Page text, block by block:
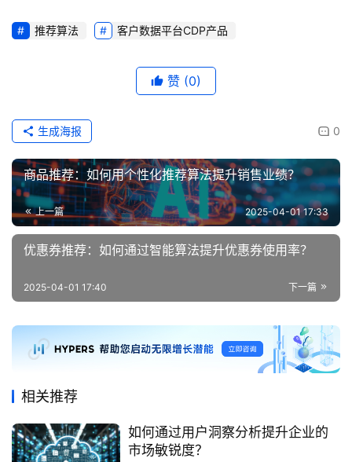
推荐算法 客户数据平台CDP产品
赞 (0)
0
生成海报
商品推荐：如何用个性化推荐算法提升销售业绩？
上一篇 2025-04-01 17:33
优惠券推荐：如何通过智能算法提升优惠券使用率？
下一篇
2025-04-01 17:40
相关推荐
如何通过用户洞察分析提升企业的
市场敏锐度？